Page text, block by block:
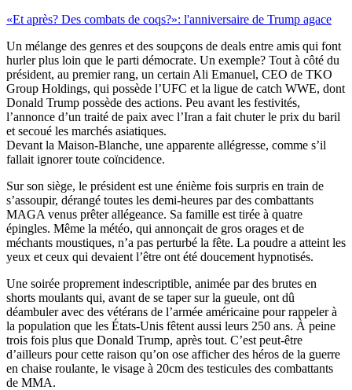
«Et après? Des combats de coqs?»: l'anniversaire de Trump agace
Un mélange des genres et des soupçons de deals entre amis qui font
hurler plus loin que le parti démocrate. Un exemple? Tout à côté du
président, au premier rang, un certain Ali Emanuel, CEO de TKO
Group Holdings, qui possède l’UFC et la ligue de catch WWE, dont
Donald Trump possède des actions. Peu avant les festivités,
l’annonce d’un traité de paix avec l’Iran a fait chuter le prix du baril
et secoué les marchés asiatiques.
Devant la Maison-Blanche, une apparente allégresse, comme s’il
fallait ignorer toute coïncidence.
Sur son siège, le président est une énième fois surpris en train de
s’assoupir, dérangé toutes les demi-heures par des combattants
MAGA venus prêter allégeance. Sa famille est tirée à quatre
épingles. Même la météo, qui annonçait de gros orages et de
méchants moustiques, n’a pas perturbé la fête. La poudre a atteint les
yeux et ceux qui devaient l’être ont été doucement hypnotisés.
Une soirée proprement indescriptible, animée par des brutes en
shorts moulants qui, avant de se taper sur la gueule, ont dû
déambuler avec des vétérans de l’armée américaine pour rappeler à
la population que les États-Unis fêtent aussi leurs 250 ans. À peine
trois fois plus que Donald Trump, après tout. C’est peut-être
d’ailleurs pour cette raison qu’on ose afficher des héros de la guerre
en chaise roulante, le visage à 20cm des testicules des combattants
de MMA.